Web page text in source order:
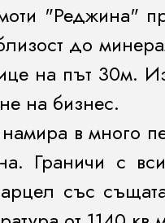
"Реджина"
до
на път 30м.
на бизнес.
в много
Граничи с
със